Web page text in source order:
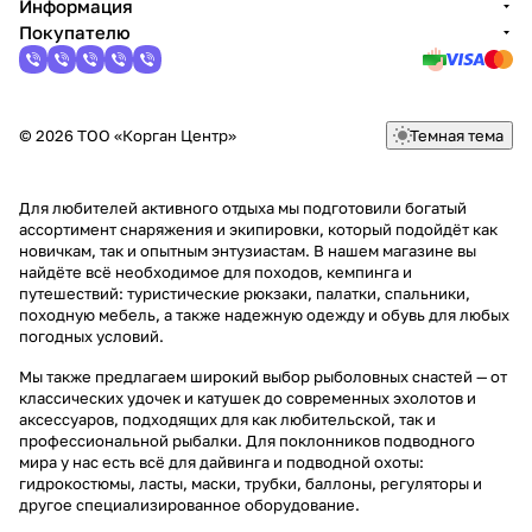
Информация
Покупателю
© 2026 ТОО «Корган Центр» Темная тема
Для любителей активного отдыха мы подготовили богатый
ассортимент снаряжения и экипировки, который подойдёт как
новичкам, так и опытным энтузиастам. В нашем магазине вы
найдёте всё необходимое для походов, кемпинга и
путешествий: туристические рюкзаки, палатки, спальники,
походную мебель, а также надежную одежду и обувь для любых
погодных условий.
Мы также предлагаем широкий выбор рыболовных снастей — от
классических удочек и катушек до современных эхолотов и
аксессуаров, подходящих для как любительской, так и
профессиональной рыбалки. Для поклонников подводного
мира у нас есть всё для дайвинга и подводной охоты:
гидрокостюмы, ласты, маски, трубки, баллоны, регуляторы и
другое специализированное оборудование.